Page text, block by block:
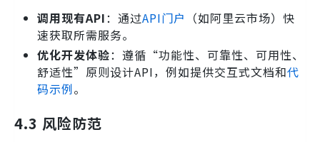
调用现有API：通过API门户 （如阿里云市场）快
速获取所需服务。
优化开发体验：遵循“功能性、可靠性、可用性、
舒适性”原则设计API，例如提供交互式文档和代
码示例。
4.3 风险防范